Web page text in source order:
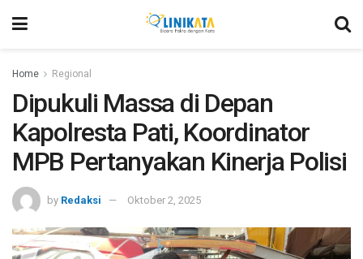
Home Regional
Dipukuli Massa di Depan
Kapolresta Pati, Koordinator
MPB Pertanyakan Kinerja Polisi
by Redaksi Oktober 2, 2025